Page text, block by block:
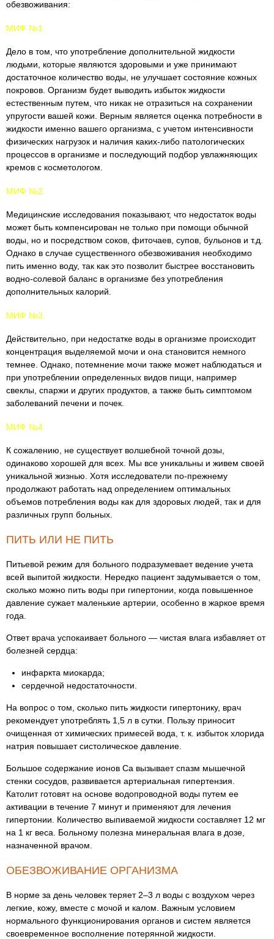
обезвоживания:
МИФ №1.
Дело в том, что употребление дополнительной жидкости
людьми, которые являются здоровыми и уже принимают
достаточное количество воды, не улучшает состояние кожных
покровов. Организм будет выводить избыток жидкости
естественным путем, что никак не отразиться на сохранении
упругости вашей кожи. Верным является оценка потребности в
жидкости именно вашего организма, с учетом интенсивности
физических нагрузок и наличия каких-либо патологических
процессов в организме и последующий подбор увлажняющих
кремов с косметологом.
МИФ №2.
Медицинские исследования показывают, что недостаток воды
может быть компенсирован не только при помощи обычной
воды, но и посредством соков, фиточаев, супов, бульонов и т.д.
Однако в случае существенного обезвоживания необходимо
пить именно воду, так как это позволит быстрее восстановить
водно-солевой баланс в организме без употребления
дополнительных калорий.
МИФ №3.
Действительно, при недостатке воды в организме происходит
концентрация выделяемой мочи и она становится немного
темнее. Однако, потемнение мочи также может наблюдаться и
при употреблении определенных видов пищи, например
свеклы, спаржи и других продуктов, а также быть симптомом
заболеваний печени и почек.
МИФ №4.
К сожалению, не существует волшебной точной дозы,
одинаково хорошей для всех. Мы все уникальны и живем своей
уникальной жизнью. Хотя исследователи по-прежнему
продолжают работать над определением оптимальных
объемов потребления воды как для здоровых людей, так и для
различных групп больных.
ПИТЬ ИЛИ НЕ ПИТЬ
Питьевой режим для больного подразумевает ведение учета
всей выпитой жидкости. Нередко пациент задумывается о том,
сколько можно пить воды при гипертонии, когда повышенное
давление сужает маленькие артерии, особенно в жаркое время
года.
Ответ врача успокаивает больного — чистая влага избавляет от
болезней сердца:
инфаркта миокарда;
сердечной недостаточности.
На вопрос о том, сколько пить жидкости гипертонику, врач
рекомендует употреблять 1,5 л в сутки. Пользу приносит
очищенная от химических примесей вода, т. к. избыток хлорида
натрия повышает систолическое давление.
Большое содержание ионов Ca вызывает спазм мышечной
стенки сосудов, развивается артериальная гипертензия.
Католит готовят на основе водопроводной воды путем ее
активации в течение 7 минут и применяют для лечения
гипертонии. Количество выпиваемой жидкости составляет 12 мг
на 1 кг веса. Больному полезна минеральная влага в дозе,
назначенной врачом.
ОБЕЗВОЖИВАНИЕ ОРГАНИЗМА
В норме за день человек теряет 2–3 л воды с воздухом через
легкие, кожу, вместе с мочой и калом. Важным условием
нормального функционирования органов и систем является
своевременное восполнение потерянной жидкости.